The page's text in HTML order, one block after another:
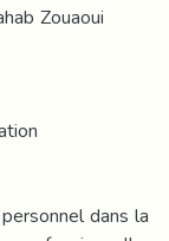
Zouaoui
dans la